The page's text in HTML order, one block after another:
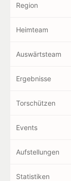
Region
Heimteam
Auswärtsteam
Ergebnisse
Torschützen
Events
Aufstellungen
Statistiken